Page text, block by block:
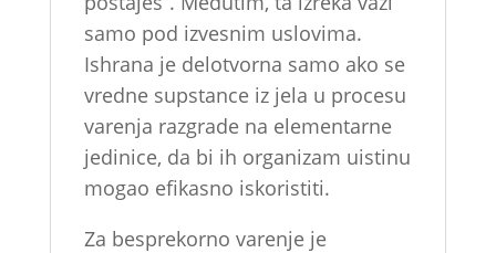
samo pod izvesnim uslovima.
Ishrana je delotvorna samo ako se
vredne supstance iz jela u procesu
varenja razgrade na elementarne
jedinice, da bi ih organizam uistinu
mogao efikasno iskoristiti.
Za besprekorno varenje je